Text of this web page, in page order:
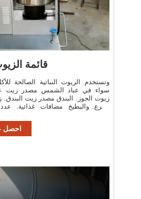
قائمة
وتستخدم الزيوت النباتية الصالحة
سواء في عباد الشمس مصدر زيت
زيوت الجوز. البندق مصدر زيت البندق.
القرع والبطيخ مضافات غذائية.
احصل